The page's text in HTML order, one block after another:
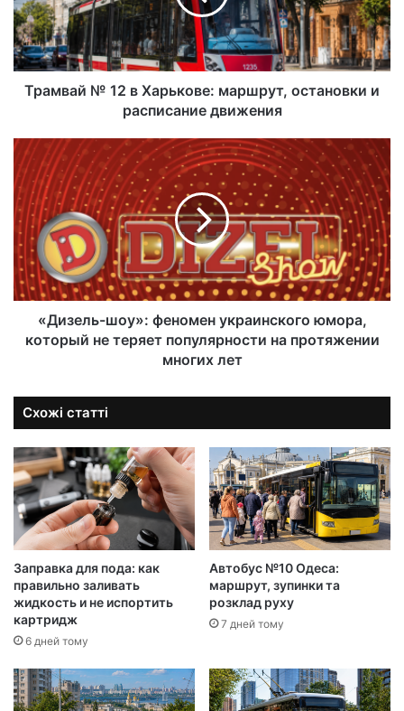
Трамвай № 12 в Харькове: маршрут, остановки и
расписание движения
«Дизель-шоу»: феномен украинского юмора,
который не теряет популярности на протяжении
многих лет
Схожі статті
Заправка для пода: как
правильно заливать
жидкость и не испортить
картридж
6 дней тому
Автобус №10 Одеса:
маршрут, зупинки та
розклад руху
7 дней тому